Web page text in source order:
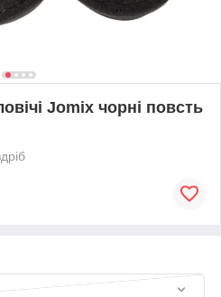
Jomix чорні повсть